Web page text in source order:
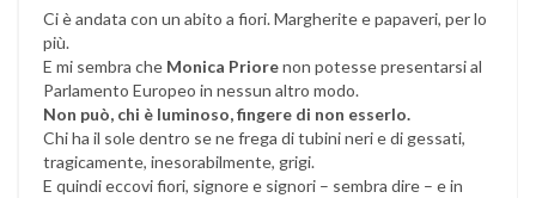
Ci è andata con un abito a fiori. Margherite e papaveri, per lo
più.
E mi sembra che Monica Priorenon potesse presentarsi al
Parlamento Europeo in nessun altro modo.
Non può, chi è luminoso, fingere di non esserlo.
Chi ha il sole dentro se ne frega di tubini neri e di gessati,
tragicamente, inesorabilmente, grigi.
E quindi eccovi fiori, signore e signori – sembra dire – e in